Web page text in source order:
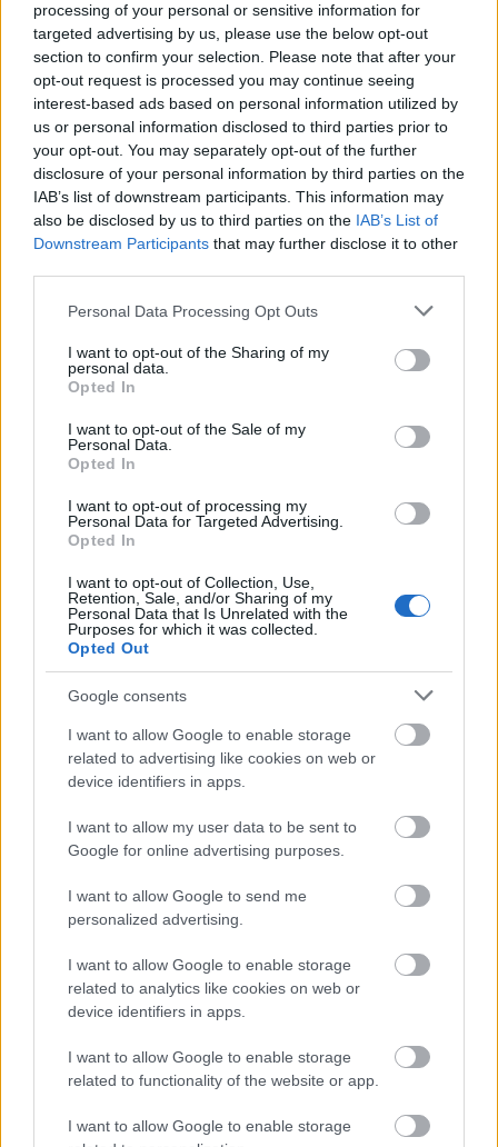
processing of your personal or sensitive information for
targeted advertising by us, please use the below opt-out
section to confirm your selection. Please note that after your
opt-out request is processed you may continue seeing
interest-based ads based on personal information utilized by
us or personal information disclosed to third parties prior to
your opt-out. You may separately opt-out of the further
disclosure of your personal information by third parties on the
IAB’s list of downstream participants. This information may
also be disclosed by us to third parties on the IAB’s List of
Downstream Participants that may further disclose it to other
Please note that this website/app uses one or more Google
not limited to your visit or usage behaviour. You may click to
grant or deny consent to Google and its third-party tags to
use your data for below specified purposes in below Google
consent section.
Personal Data Processing Opt Outs
I want to opt-out of the Sharing of my
personal data.
Opted In
I want to opt-out of the Sale of my
Personal Data.
Opted In
I want to opt-out of processing my
Personal Data for Targeted Advertising.
Opted In
I want to opt-out of Collection, Use,
Retention, Sale, and/or Sharing of my
Personal Data that Is Unrelated with the
Purposes for which it was collected.
Opted Out
Google consents
I want to allow Google to enable storage
related to advertising like cookies on web or
device identifiers in apps.
I want to allow my user data to be sent to
Google for online advertising purposes.
I want to allow Google to send me
personalized advertising.
I want to allow Google to enable storage
related to analytics like cookies on web or
device identifiers in apps.
I want to allow Google to enable storage
related to functionality of the website or app.
I want to allow Google to enable storage
A következő évadban a nézők találkozhatnak többek
illetve a Komámasszony hol a stukker-rel
Huszti
rendezésében,Galambos Erzsi főszereplésével,
Arthur Miller
beavató színházi formában.
A 2012-2013-as évadra szóló bérleteket május 2-a és
20-a között változatlan feltételek mellett újíthatják
meg. Amájus 2 és 31 közöttmegvásárolt bérletekre
Nemcsák Károly a Magyar Nemzetnek mesélt
terveiről
"A Szerencsejáték Zrt. közvetve és közvetlen módon is
szerepet vállal a támogatásra érdemes kulturális
projektek felkarolásában. A Nemzeti Kulturális Alap
2010 óta az Ötöslottó játékadójának 90%-át
kulturális projektek finanszírozására fordítja. Ez az
összeg a múlt évben több mint 10 milliárd forintot
tett ki. Társaságunk közvetlenül is támogat
kulturális programokat, tavaly erre a célra több
Ágnes,a Szerencsejáték Zrt. kommunikációs
igazgatóhelyettese a Magyar Nemzetnek.
"A határainkon túl számos, kivételes tehetségű
művészekből álló magyar nyelvű társulat működik,
nem egy közülük embert próbáló körülmények
között küzd a talpon maradásért. A budapesti
fellépések egyrészt becsatornázzák a
hazai színházi vérkeringésbe ezeket a társulatokat az
új, izgalmas színeket felvonultató előadásaikkal,
amelyek már magukon viselik az őket befogadó